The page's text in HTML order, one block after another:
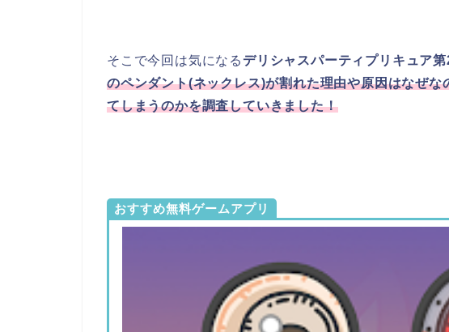
そこで今回は気になる デリシャスパーティプリキュア
のペンダント(ネックレス)が割れた理由や原因はなぜ
てしまうのかを調査していきました！
おすすめ無料ゲームアプリ